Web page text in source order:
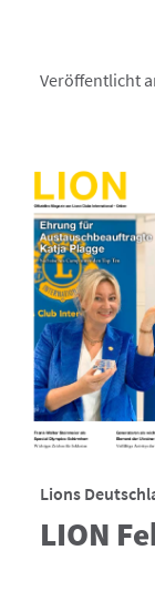
Veröffentlicht
Lions
LION